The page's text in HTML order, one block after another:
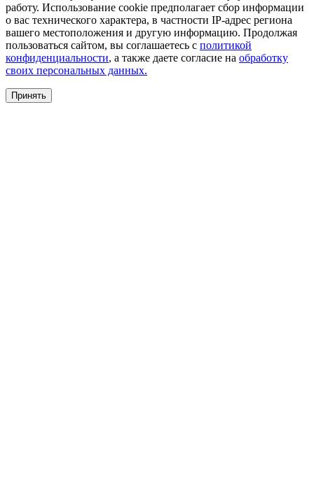
работу. Использование cookie предполагает сбор информации
о вас технического характера, в частности IP-адрес региона
вашего местоположения и другую информацию. Продолжая
пользоваться сайтом, вы соглашаетесь с политикой
конфиденциальности, а также даете согласие на обработку
своих персональных данных.
Принять